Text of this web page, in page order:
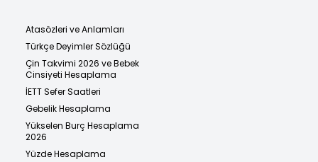
Atasözleri ve Anlamları
Türkçe Deyimler Sözlüğü
Çin Takvimi 2026 ve Bebek
Cinsiyeti Hesaplama
İETT Sefer Saatleri
Gebelik Hesaplama
Yükselen Burç Hesaplama
2026
Yüzde Hesaplama